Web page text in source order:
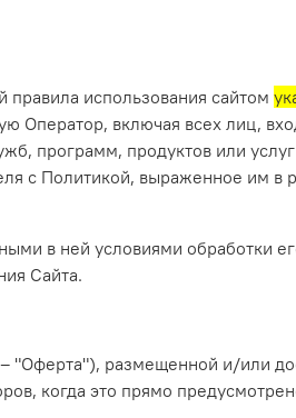
использования сайтом
Оператор, включая всех лиц,
программ, продуктов или
с Политикой, выраженное им в
в ней условиями обработки
Сайта.
"Оферта"), размещенной и/или
когда это прямо